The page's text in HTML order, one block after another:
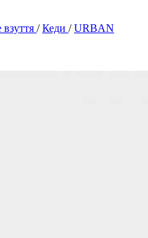
/ Кеди / URBAN